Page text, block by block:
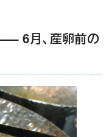
6月、産卵前の